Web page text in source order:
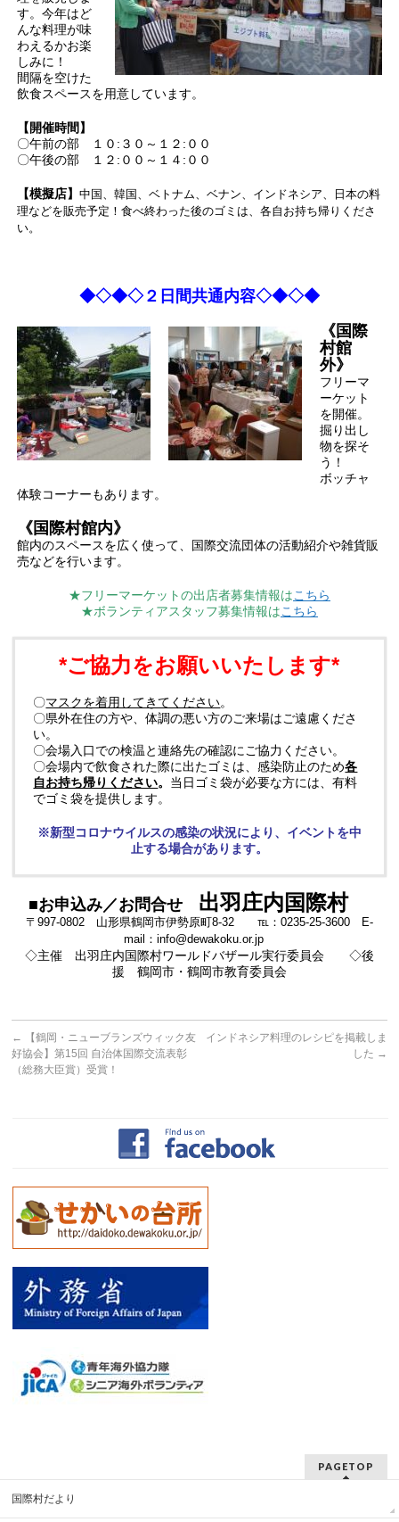
す。今年はど
んな料理が味
わえるかお楽
しみに！
間隔を空けた
飲食スペースを用意しています。
【開催時間】
〇午前の部 １０:３０～１２:００
〇午後の部 １２:００～１４:００
【模擬店】中国、韓国、ベトナム、ベナン、インドネシア、日本の料
理などを販売予定！食べ終わった後のゴミは、各自お持ち帰りくださ
い。
◆◇◆◇２日間共通内容◇◆◇◆
《国際
村館
外》
フリーマ
ーケット
を開催。
掘り出し
物を探そ
う！
ボッチャ
体験コーナーもあります。
《国際村館内》
館内のスペースを広く使って、国際交流団体の活動紹介や雑貨販
売などを行います。
★フリーマーケットの出店者募集情報はこちら
★ボランティアスタッフ募集情報はこちら
*ご協力をお願いいたします*
〇マスクを着用してきてください。
〇県外在住の方や、体調の悪い方のご来場はご遠慮くださ
い。
〇会場入口での検温と連絡先の確認にご協力ください。
〇会場内で飲食された際に出たゴミは、感染防止のため各
自お持ち帰りください。 当日ゴミ袋が必要な方には、有料
でゴミ袋を提供します。
※新型コロナウイルスの感染の状況により、イベントを中
止する場合があります。
■お申込み／お問合せ 出羽庄内国際村
〒997-0802 山形県鶴岡市伊勢原町8-32 ℡：0235-25-3600 E-
mail：info@dewakoku.or.jp
◇主催 出羽庄内国際村ワールドバザール実行委員会 ◇後
援 鶴岡市・鶴岡市教育委員会
←
【鶴岡・ニューブランズウィック友
好協会】第15回 自治体国際交流表彰
（総務大臣賞）受賞！
インドネシア料理のレシピを掲載しま
した →
PAGETOP
国際村だより